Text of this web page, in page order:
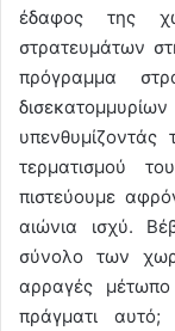
έδαφος της
στρατευμάτων
πρόγραμμα
υπενθυμίζοντάς
τερματισμού
πιστεύουμε
αιώνια ισχύ.
σύνολο των
αρραγές
πράγματι